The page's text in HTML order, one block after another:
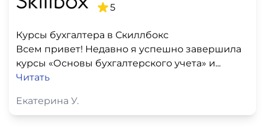
5
Курсы бухгалтера в Скиллбокс
Всем привет! Недавно я успешно завершила
курсы «Основы бухгалтерского учета» и...
Читать
Екатерина У.